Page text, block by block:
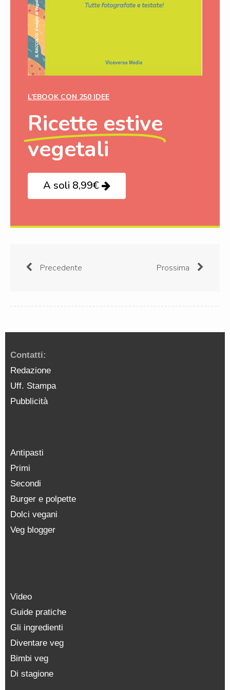
L’EBOOK CON 250 IDEE
Ricette estive
vegetali
A soli 8,99€
Precedente Prossima
Contatti:
Redazione
Uff. Stampa
Pubblicità
Antipasti
Primi
Secondi
Burger e polpette
Dolci vegani
Veg blogger
Video
Guide pratiche
Gli ingredienti
Diventare veg
Bimbi veg
Di stagione